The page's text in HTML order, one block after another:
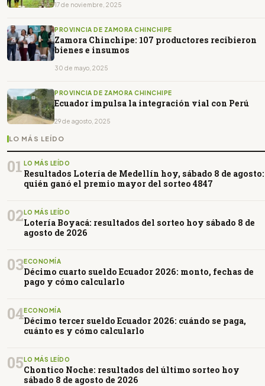
17 de noviembre, 2025
PROVINCIA DE ZAMORA CHINCHIPE
Zamora Chinchipe: 107 productores recibieron
bienes e insumos
30 de mayo, 2025
PROVINCIA DE ZAMORA CHINCHIPE
Ecuador impulsa la integración vial con Perú
29 de agosto, 2025
LO MÁS LEÍDO
01 LO MÁS LEÍDO
Resultados Lotería de Medellín hoy, sábado 8 de agosto:
quién ganó el premio mayor del sorteo 4847
02LO MÁS LEÍDO
Lotería Boyacá: resultados del sorteo hoy sábado 8 de
agosto de 2026
03ECONOMÍA
Décimo cuarto sueldo Ecuador 2026: monto, fechas de
pago y cómo calcularlo
04ECONOMÍA
Décimo tercer sueldo Ecuador 2026: cuándo se paga,
cuánto es y cómo calcularlo
05LO MÁS LEÍDO
Chontico Noche: resultados del último sorteo hoy
sábado 8 de agosto de 2026